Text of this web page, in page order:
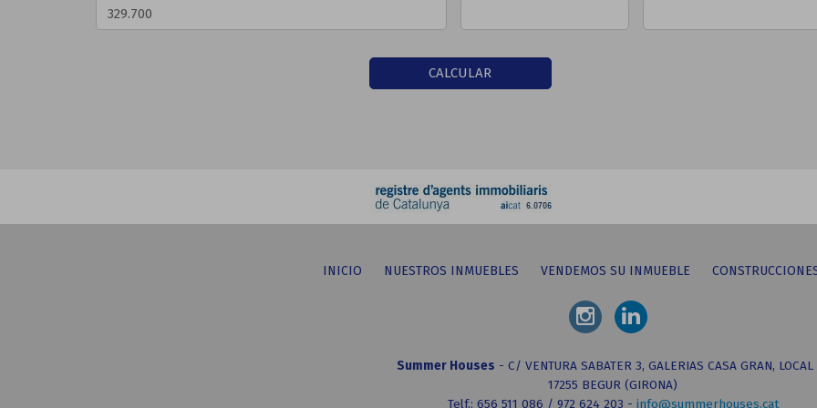
CALCULAR
INICIO NUESTROS INMUEBLES VENDEMOS SU INMUEBLE
Summer Houses - C/ VENTURA SABATER 3, GALERIAS CASA GRAN, LOCAL
17255 BEGUR (GIRONA)
Telf.: 656 511 086 / 972 624 203 - info@summerhouses.cat